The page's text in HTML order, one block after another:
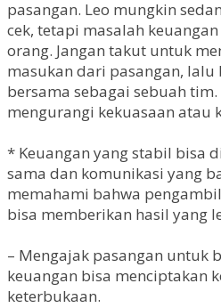
pasangan. Leo mungkin
cek, tetapi masalah
orang. Jangan takut untuk
masukan dari pasangan,
bersama sebagai sebuah
mengurangi kekuasaan atau
* Keuangan yang stabil bisa
sama dan komunikasi yang
memahami bahwa
bisa memberikan hasil yang
– Mengajak pasangan untuk
keuangan bisa menciptakan
keterbukaan.